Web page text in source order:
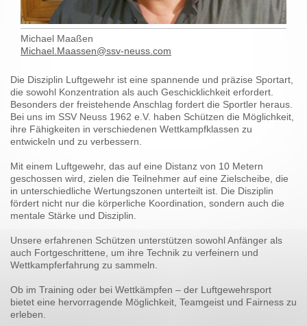
Michael Maaßen
Michael.Maassen@ssv-neuss.com
Die Disziplin Luftgewehr ist eine spannende und präzise Sportart,
die sowohl Konzentration als auch Geschicklichkeit erfordert.
Besonders der freistehende Anschlag fordert die Sportler heraus.
Bei uns im SSV Neuss 1962 e.V. haben Schützen die Möglichkeit,
ihre Fähigkeiten in verschiedenen Wettkampfklassen zu
entwickeln und zu verbessern.
Mit einem Luftgewehr, das auf eine Distanz von 10 Metern
geschossen wird, zielen die Teilnehmer auf eine Zielscheibe, die
in unterschiedliche Wertungszonen unterteilt ist. Die Disziplin
fördert nicht nur die körperliche Koordination, sondern auch die
mentale Stärke und Disziplin.
Unsere erfahrenen Schützen unterstützen sowohl Anfänger als
auch Fortgeschrittene, um ihre Technik zu verfeinern und
Wettkampferfahrung zu sammeln.
Ob im Training oder bei Wettkämpfen – der Luftgewehrsport
bietet eine hervorragende Möglichkeit, Teamgeist und Fairness zu
erleben.